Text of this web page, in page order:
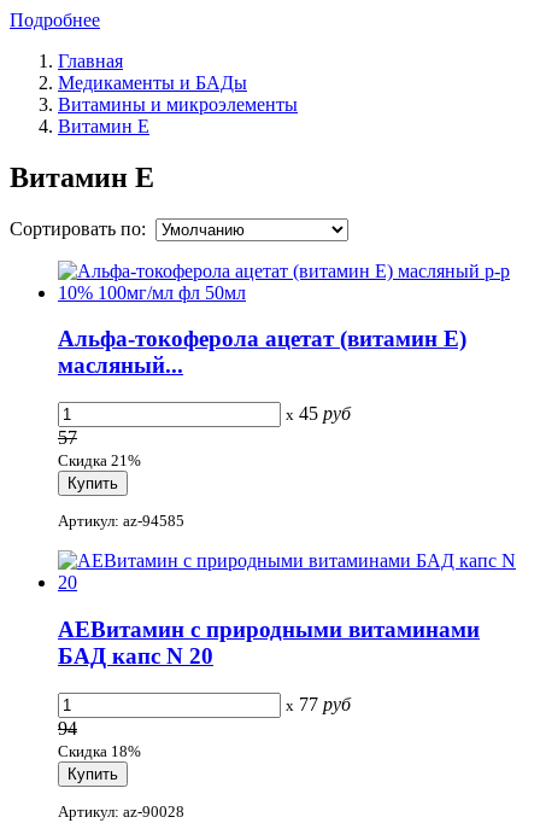
Подробнее
Главная
Медикаменты и БАДы
Витамины и микроэлементы
Витамин Е
Витамин Е
Сортировать по:
Альфа-токоферола ацетат (витамин Е)
масляный...
x 45 руб
57
Скидка 21%
Артикул: az-94585
АЕВитамин с природными витаминами
БАД капс N 20
x 77 руб
94
Скидка 18%
Артикул: az-90028